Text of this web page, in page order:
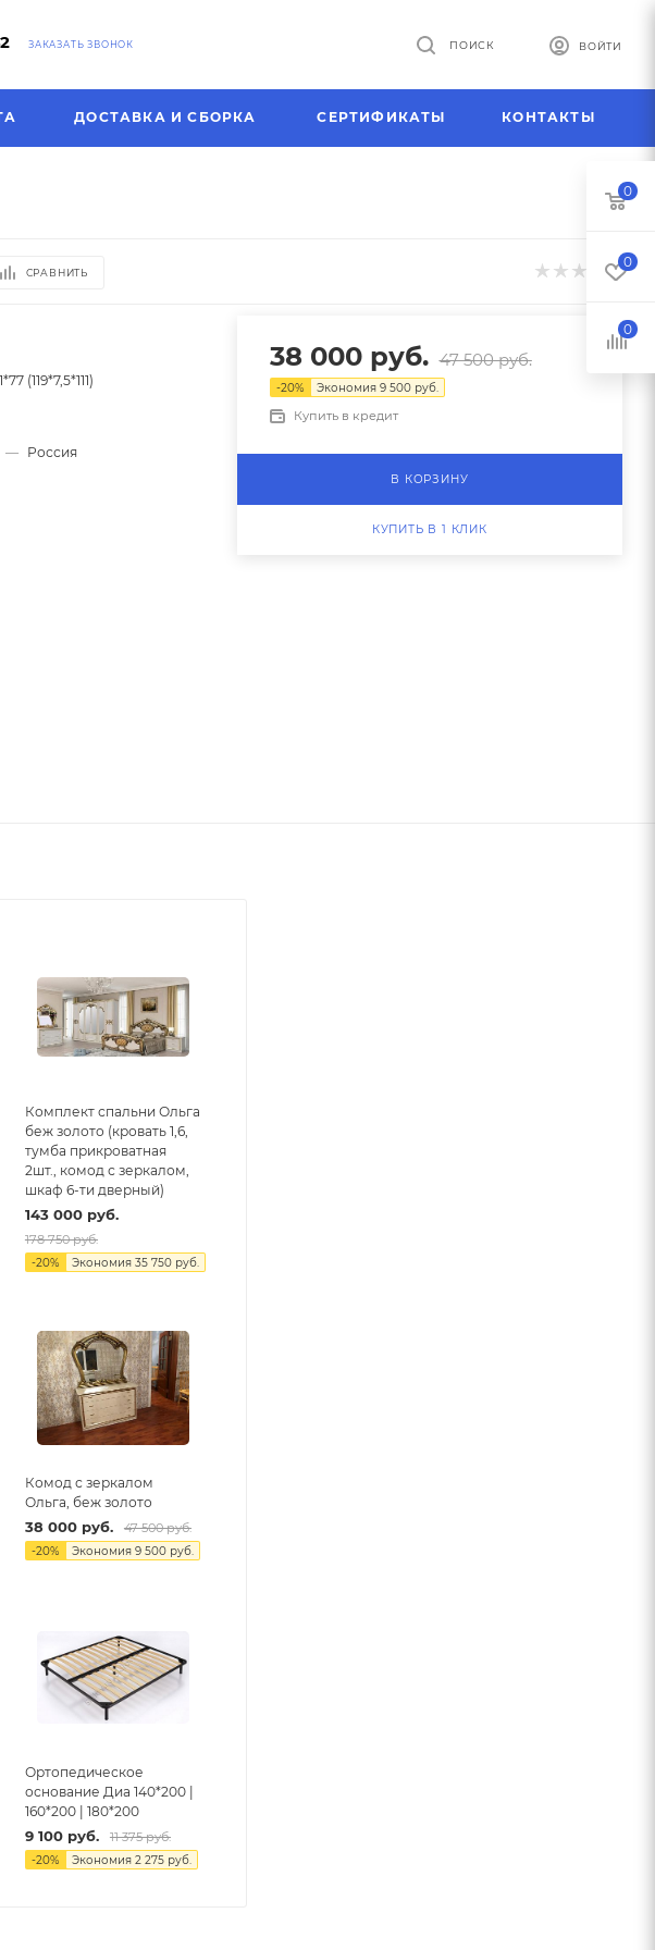
ЗАКАЗАТЬ ЗВОНОК ВОЙТИ
ПОИСК
ДОСТАВКА И СБОРКА СЕРТИФИКАТЫ КОНТАКТЫ
СРАВНИТЬ
(119*7,5*111)
— Россия
38 000руб. 47 500руб.
-20% Экономия 9 500руб.
Купить в кредит
В КОРЗИНУ
КУПИТЬ В 1 КЛИК
Комплект спальни Ольга
беж золото (кровать 1,6,
тумба прикроватная
2шт., комод с зеркалом,
шкаф 6-ти дверный)
143 000руб.
178 750руб.
-20% Экономия 35 750руб.
Комод с зеркалом
Ольга, беж золото
38 000руб. 47 500руб.
-20% Экономия 9 500руб.
Ортопедическое
основание Диа 140*200 |
160*200 | 180*200
9 100руб. 11 375руб.
-20% Экономия 2 275руб.
0
0
0